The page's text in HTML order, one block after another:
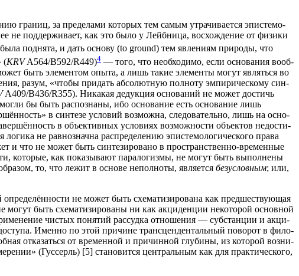
гра­ниц, за пре­де­ла­ми кото­рых тем самым утра­чи­ва­ет­ся эпи­сте­мо­
не под­дер­жи­ва­ет, как это было у Лейб­ни­ца, вос­хож­де­ние от физи­ки
под­ня­та, и дать осно­ву (to ground) тем явле­ни­ям при­ро­ды, что
(KRVA564/B592/R449)4 — того, что необ­хо­ди­мо, если осно­ва­ния вооб­
быть эле­мен­том опы­та, а лишь такие эле­мен­ты могут являть­ся во
разум, «что­бы при­дать абсо­лют­ную пол­но­ту эмпи­ри­че­ско­му син­
A409/B436/R355). Ника­кая дедук­ция осно­ва­ний не может достичь
бы быть рас­по­зна­ны, ибо осно­ва­ние есть осно­ва­ние лишь
в син­те­зе усло­вий воз­мож­на, сле­до­ва­тель­но, лишь на осно­
в объ­ек­тив­ных усло­ви­ях воз­мож­но­сти объ­ек­тов недо­сти­
логи­ка не рав­но­знач­на рас­пре­де­ле­нию эпи­сте­мо­ло­ги­че­ско­го пра­ва
и что не может быть син­те­зи­ро­ва­но в про­стран­ствен­но-вре­мен­ные
кото­рые, как пока­зы­ва­ют пара­ло­гиз­мы, не могут быть выпол­не­ны
то, что лежит в осно­ве непол­но­ты, явля­ет­ся без­услов­ным; или,
не может быть схе­ма­ти­зи­ро­ва­на как пред­ше­ству­ю­щая
быть схе­ма­ти­зи­ро­ва­ны ни как акци­ден­ции неко­то­рой основ­ной
чистых поня­тий рас­суд­ка отно­ше­ния — суб­стан­ции и акци­
Имен­но по этой при­чине транс­цен­ден­таль­ный пово­рот в фило­
отка­зать­ся от вре­мен­ной и при­чин­ной глу­би­ны, из кото­рой воз­ни­
(Гус­серль) [5] ста­но­вит­ся цен­траль­ным как для прак­ти­че­ско­го,